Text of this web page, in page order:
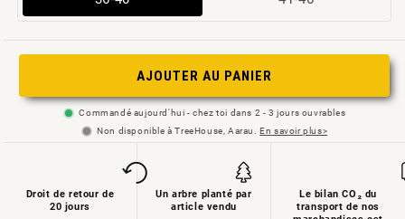
disponible
non
disponible
AJOUTER AU PANIER
Commandé aujourd'hui - chez toi dans 2 - 3 jours ouvrables
Non disponible à TreeHouse, Aarau. En savoir plus>
Droit de retour de
20 jours
Un arbre planté par
article vendu
Le bilan CO₂ du
transport de nos